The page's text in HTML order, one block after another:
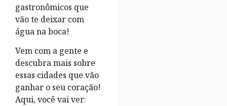
gastronômicos que
vão te deixar com
água na boca!
Vem com a gente e
descubra mais sobre
essas cidades que vão
ganhar o seu coração!
Aqui, você vai ver: